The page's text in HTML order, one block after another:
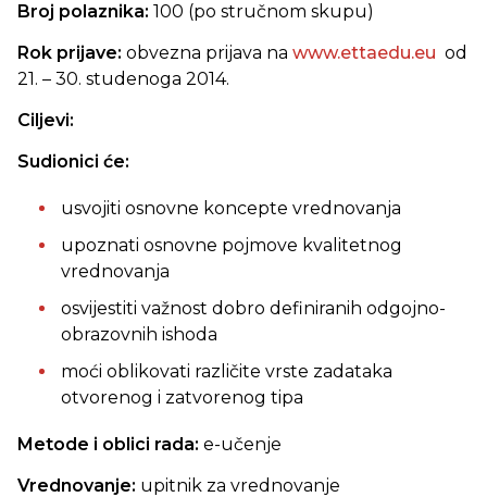
Broj polaznika: 100 (po stručnom skupu)
Rok prijave: obvezna prijava na www.ettaedu.eu od
21. – 30. studenoga 2014.
Ciljevi:
Sudionici će:
usvojiti osnovne koncepte vrednovanja
upoznati osnovne pojmove kvalitetnog
vrednovanja
osvijestiti važnost dobro definiranih odgojno-
obrazovnih ishoda
moći oblikovati različite vrste zadataka
otvorenog i zatvorenog tipa
Metode i oblici rada: e-učenje
Vrednovanje: upitnik za vrednovanje